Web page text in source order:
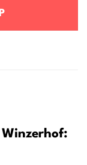
Winzerhof: